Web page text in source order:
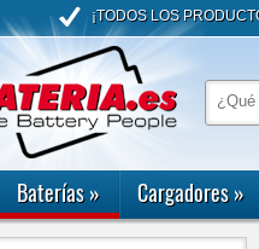
¡TODOS LOS
Baterías» Cargadores»